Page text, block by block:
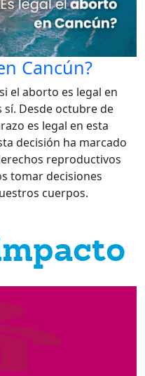
Cancún?
el aborto es legal en
sí. Desde octubre de
es legal en esta
decisión ha marcado
reproductivos
tomar decisiones
cuerpos.